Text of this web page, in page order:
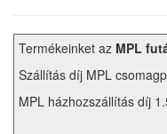
Termékeinket az MPL
Szállítás díj MPL
MPL házhozszállítás díj